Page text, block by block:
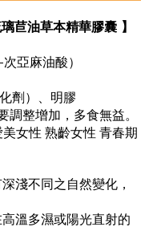
苣油草本精華膠囊 】
亞麻油酸）
劑）、明膠
調整增加，多食無益。
美女性 熟齡女性 青春期
淺不同之自然變化，
溫多濕或陽光直射的